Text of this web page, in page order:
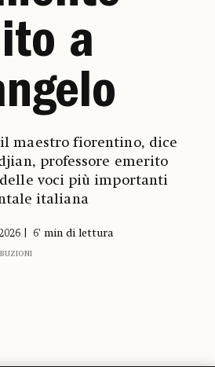
a
il maestro fiorentino, dice
professore emerito
delle voci più importanti
italiana
6' min di lettura